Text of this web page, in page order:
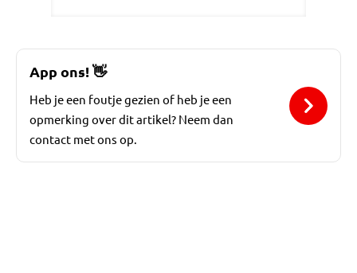
App ons!👋
Heb je een foutje gezien of heb je een
opmerking over dit artikel? Neem dan
contact met ons op.